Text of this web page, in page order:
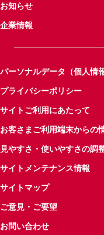
お知らせ
企業情報
パーソナルデータ（個人情
プライバシーポリシー
サイトご利用にあたって
お客さまご利用端末からの
見やすさ・使いやすさの調
サイトメンテナンス情報
サイトマップ
ご意見・ご要望
お問い合わせ